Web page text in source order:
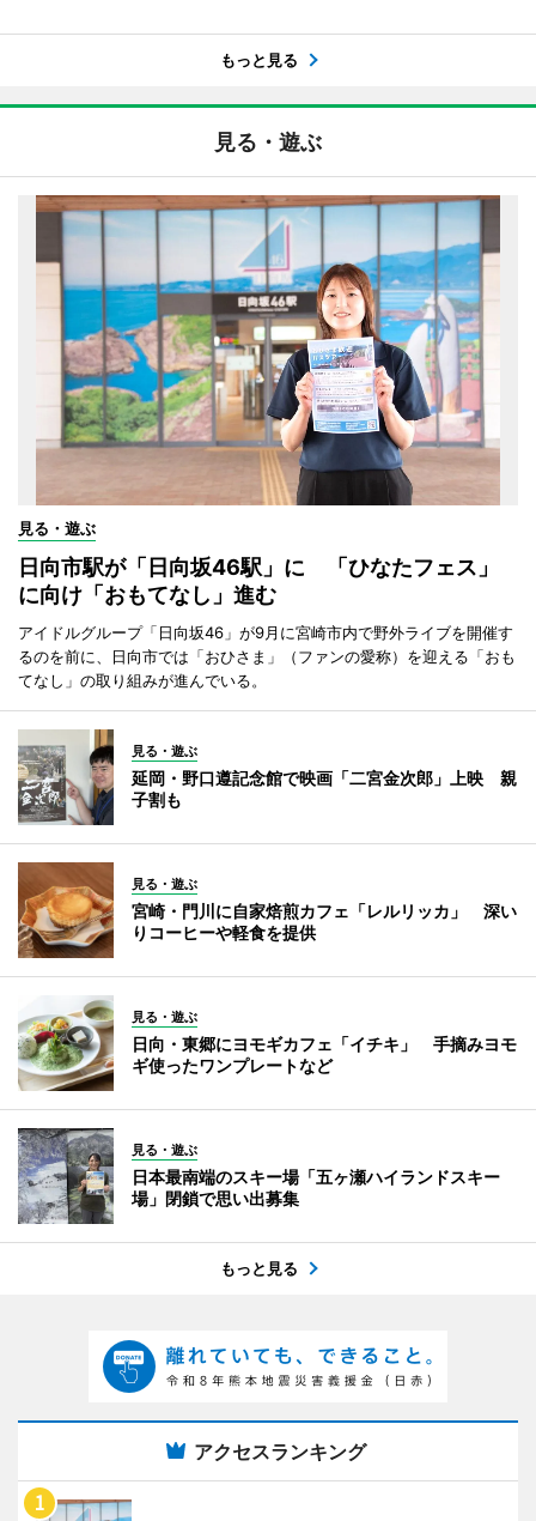
もっと見る
見る・遊ぶ
見る・遊ぶ
日向市駅が「日向坂46駅」に 「ひなたフェス」
に向け「おもてなし」進む
アイドルグループ「日向坂46」が9月に宮崎市内で野外ライブを開催す
るのを前に、日向市では「おひさま」（ファンの愛称）を迎える「おも
てなし」の取り組みが進んでいる。
見る・遊ぶ
延岡・野口遵記念館で映画「二宮金次郎」上映 親
子割も
見る・遊ぶ
宮崎・門川に自家焙煎カフェ「レルリッカ」 深い
りコーヒーや軽食を提供
見る・遊ぶ
日向・東郷にヨモギカフェ「イチキ」 手摘みヨモ
ギ使ったワンプレートなど
見る・遊ぶ
日本最南端のスキー場「五ヶ瀬ハイランドスキー
場」閉鎖で思い出募集
もっと見る
アクセスランキング